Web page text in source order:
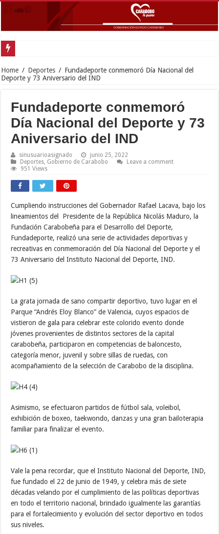
Home / Deportes / Fundadeporte conmemoró Día Nacional del
Deporte y 73 Aniversario del IND
Fundadeporte conmemoró
Día Nacional del Deporte y 73
Aniversario del IND
sinusuarioasignado
junio 25, 2022
Deportes Gobierno de Carabobo
Leave a comment
951 Views
Cumpliendo instrucciones del Gobernador Rafael Lacava, bajo los
lineamientos del Presidente de la República Nicolás Maduro, la
Fundación Carabobeña para el Desarrollo del Deporte,
Fundadeporte, realizó una serie de actividades deportivas y
recreativas en conmemoración del Día Nacional del Deporte y el
73 Aniversario del Instituto Nacional del Deporte, IND.
La grata jornada de sano compartir deportivo, tuvo lugar en el
Parque “Andrés Eloy Blanco” de Valencia, cuyos espacios de
vistieron de gala para celebrar este colorido evento donde
jóvenes provenientes de distintos sectores de la capital
carabobeña, participaron en competencias de baloncesto,
categoría menor, juvenil y sobre sillas de ruedas, con
acompañamiento de la selección de Carabobo de la disciplina.
Asimismo, se efectuaron partidos de fútbol sala, voleibol,
exhibición de boxeo, taekwondo, danzas y una gran bailoterapia
familiar para finalizar el evento.
Vale la pena recordar, que el Instituto Nacional del Deporte, IND,
fue fundado el 22 de junio de 1949, y celebra más de siete
décadas velando por el cumplimiento de las políticas deportivas
en todo el territorio nacional, brindado igualmente las garantías
para el fortalecimiento y evolución del sector deportivo en todos
sus niveles.